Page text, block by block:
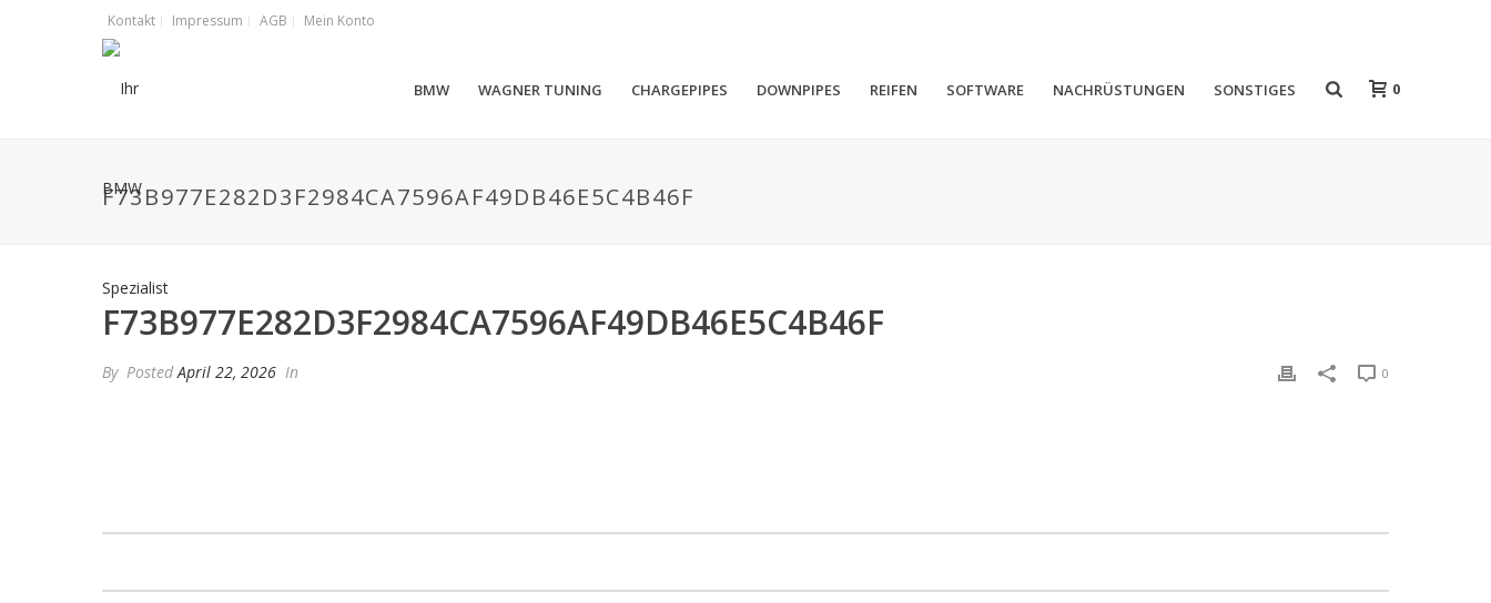
Kontakt Impressum AGB Mein Konto
BMW WAGNER TUNING CHARGEPIPES DOWNPIPES REIFEN SOFTWARE NACHRÜSTUNGEN SONSTIGES 0
F73B977E282D3F2984CA7596AF49DB46E5C4B46F
F73B977E282D3F2984CA7596AF49DB46E5C4B46F
By PostedApril 22, 2026 In 0